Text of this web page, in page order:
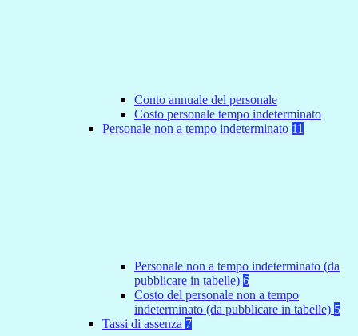
Conto annuale del personale
Costo personale tempo indeterminato
Personale non a tempo indeterminato 11
Personale non a tempo indeterminato (da
pubblicare in tabelle) 6
Costo del personale non a tempo
indeterminato (da pubblicare in tabelle) 5
Tassi di assenza 7